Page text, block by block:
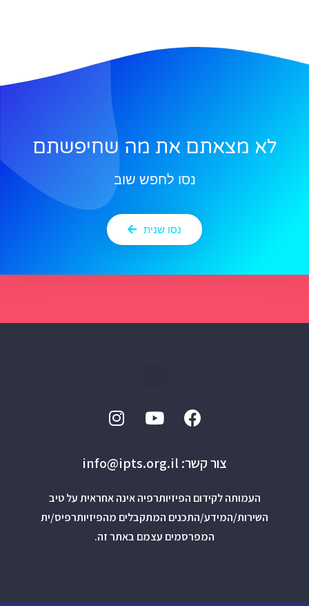
לא מצאתם את מה שחיפשתם
נסו לחפש שוב
נסו שנית
צור קשר: info@ipts.org.il
העמותה לקידום הפיזיותרפיה אינה אחראית על טיב
השירות/המידע/התכנים המתקבלים מהפיזיותרפיס/ית
המפרסמים עצמם באתר זה.